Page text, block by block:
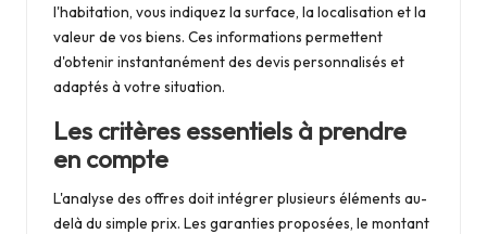
l'habitation, vous indiquez la surface, la localisation et la
valeur de vos biens. Ces informations permettent
d'obtenir instantanément des devis personnalisés et
adaptés à votre situation.
Les critères essentiels à prendre
en compte
L'analyse des offres doit intégrer plusieurs éléments au-
delà du simple prix. Les garanties proposées, le montant